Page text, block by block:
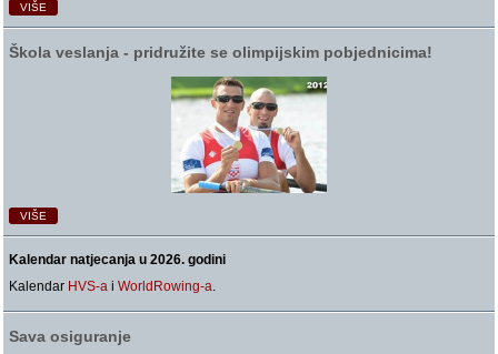
VIŠE
Škola veslanja ‑ pridružite se olimpijskim pobjednicima!
VIŠE
Kalendar natjecanja u 2026. godini
Kalendar HVS-a iWorldRowing-a.
Sava osiguranje